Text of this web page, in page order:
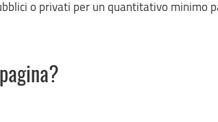
o privati per un quantitativo minimo